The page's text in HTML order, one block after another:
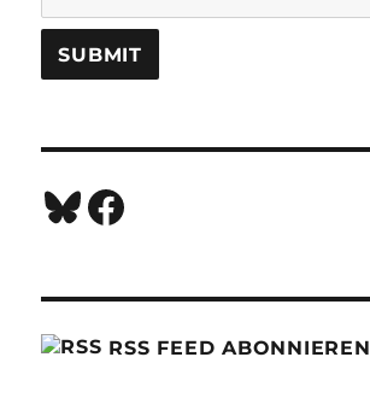
Bluesky
Facebook
RSS FEED ABONNIEREN